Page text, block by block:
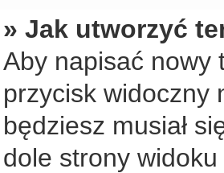
» Jak utworzyć
Aby napisać nowy
przycisk widoczny
będziesz musiał
dole strony